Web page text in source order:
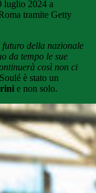
luglio 2024 a
tramite Getty
della nazionale
da tempo le sue
così non ci
è stato un
e non solo.